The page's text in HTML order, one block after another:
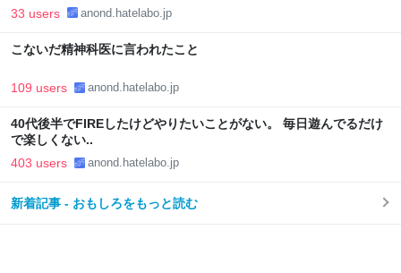
33 users anond.hatelabo.jp
こないだ精神科医に言われたこと
109 users anond.hatelabo.jp
40代後半でFIREしたけどやりたいことがない。 毎日遊んでるだけ
で楽しくない..
403 users anond.hatelabo.jp
新着記事 - おもしろをもっと読む